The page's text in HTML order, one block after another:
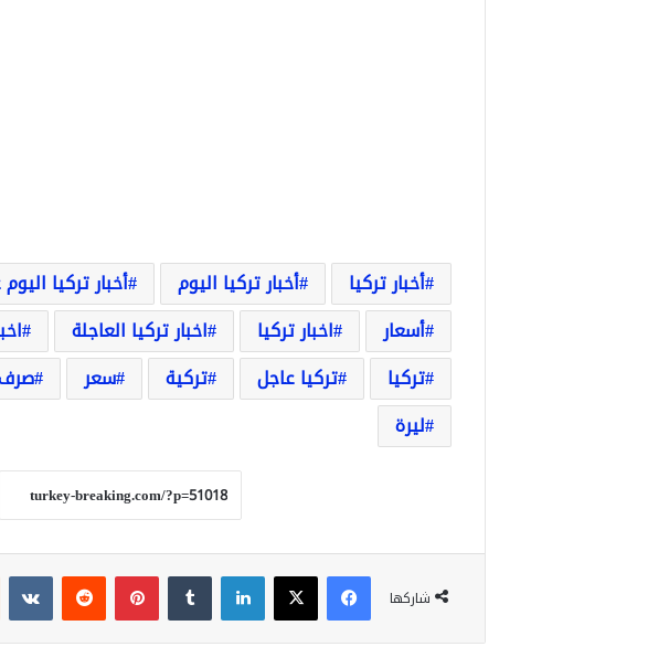
أخبار تركيا أخبار تركيا اليوم أخبار تركيا
أسعار
اخبار تركيا اخبار تركيا العاجلة
تركيا
تركيا عاجل تركية سعر
ليرة
شاركها
فيسبوك‫X لينكدإن بينتيريست